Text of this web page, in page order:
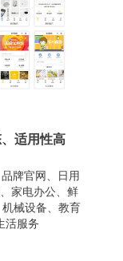
适用性高
牌官网、日用
家电办公、鲜
械设备、教育
活服务